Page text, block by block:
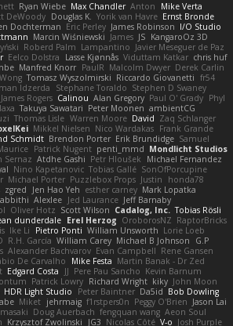
Ryan Wiebe Max Chandler Anton
Mike Verta
DeWoody Douglas K. Yorik van Havre Ernst Bronde
Dochterman Eric Perley James Robinson I/O Studio
Marcin Wiśniewski James JS KangaroOz 3D
Roberd Palm Lampantino Javier Meseguer de Paz
Eelco Dolstra Lasse Kjønnås Viduttam Katkar chris huf
Manfred Knorr PaulR Malcolm Dwyer Derek Carlin
Tomasz Wyszolmirski Riccardo Giovanetti fr54
Idzerda Stephane Toraldo Stephen D Swaney
James Rogers Calinou Alan Gregory Paul O' Grady Phyl
Takuya Sawatari Peter Moonen ambientCG
Thomas Lisle Warren Moore David Zaq Schlanger
Mikkel Nielsen Nico Wardakas Frank Grande
Schmidt Brendon Porter Erik Brundidge Samuel
Patrick Nugent penti_mmd Mondlicht Studios
Sernaz Atdhe Gashi Petr Hloušek
Michael Fernandez
Nino Kapetanovic Tobias Gallé SonOfPorcupine
Michael Porter Puzzlebox Props Justin
honda78
zgred Jen Hao Yeh esther carney Mark Lopatka
Alexlee Jed Laurance Jeff Barnaby
Oliver Hotz Scott Wilson Cadalog, Inc. Tobias Rösli
dunderdale Erel Herzog OroborosNZ RaptorBricks
Ike Li Pietro Ponti William Unsworth Lorie Loeb
R.H. García William Carey Michael B Johnson
G.P
Alexander Bachvarov Evan Campbell Rene Gansen
De Carvalho Mike Festa Martin Banak - Dr Zed
Edgard Costa JJ Pere Pau Sancho Kevin Barnum
Patrick Lowry Richard Wright kiky John Moon
HDR Light Studio Peter Baintner Da5id Bob Dowling
Miket jehrmaig f1rstpers0n Peggy O'Brien Jason Lai
Doug Auerbach fengquan wang Aeon Soul
Krzysztof Zwolinski JG3 Nicolas Côté V-o Josh Purple